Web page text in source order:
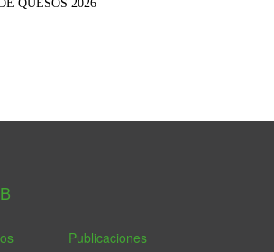
QUESOS 2026
Publicaciones